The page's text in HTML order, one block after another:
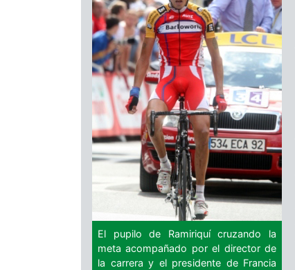
El pupilo de Ramiriquí cruzando la
meta acompañado por el director de
la carrera y el presidente de Francia